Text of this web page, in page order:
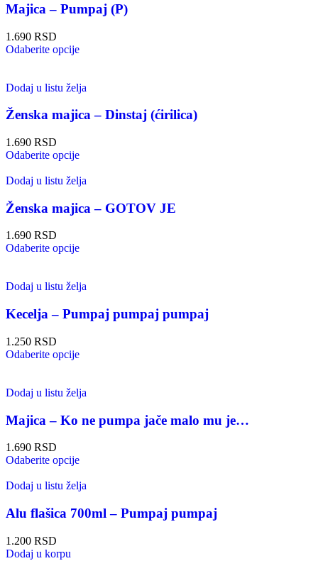
Majica – Pumpaj (P)
1.690 RSD
Odaberite opcije
Dodaj u listu želja
Ženska majica – Dinstaj (ćirilica)
1.690 RSD
Odaberite opcije
Dodaj u listu želja
Ženska majica – GOTOV JE
1.690 RSD
Odaberite opcije
Dodaj u listu želja
Kecelja – Pumpaj pumpaj pumpaj
1.250 RSD
Odaberite opcije
Dodaj u listu želja
Majica – Ko ne pumpa jače malo mu je…
1.690 RSD
Odaberite opcije
Dodaj u listu želja
Alu flašica 700ml – Pumpaj pumpaj
1.200 RSD
Dodaj u korpu